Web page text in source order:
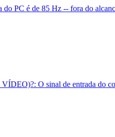
PC é de 85 Hz -- fora do
O sinal de entrada do